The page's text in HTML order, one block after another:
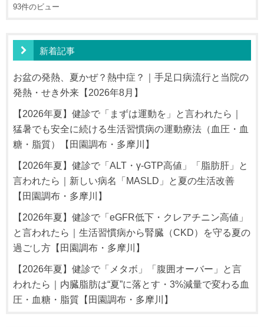
93件のビュー
新着記事
お盆の発熱、夏かぜ？熱中症？｜手足口病流行と当院の
発熱・せき外来【2026年8月】
【2026年夏】健診で「まずは運動を」と言われたら｜
猛暑でも安全に続ける生活習慣病の運動療法（血圧・血
糖・脂質）【田園調布・多摩川】
【2026年夏】健診で「ALT・γ-GTP高値」「脂肪肝」と
言われたら｜新しい病名「MASLD」と夏の生活改善
【田園調布・多摩川】
【2026年夏】健診で「eGFR低下・クレアチニン高値」
と言われたら｜生活習慣病から腎臓（CKD）を守る夏の
過ごし方【田園調布・多摩川】
【2026年夏】健診で「メタボ」「腹囲オーバー」と言
われたら｜内臓脂肪は“夏”に落とす・3%減量で変わる血
圧・血糖・脂質【田園調布・多摩川】